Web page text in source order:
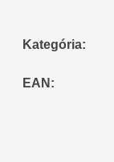
Kategória:
EAN :